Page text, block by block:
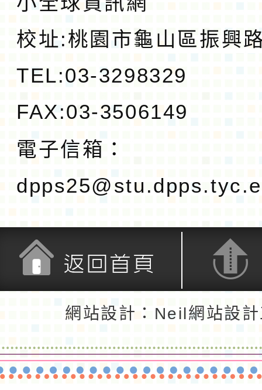
校址:桃園市龜山區振興
TEL:03-3298329
FAX:03-3506149
電子信箱：
返回頂端
網站設計：Neil網站設